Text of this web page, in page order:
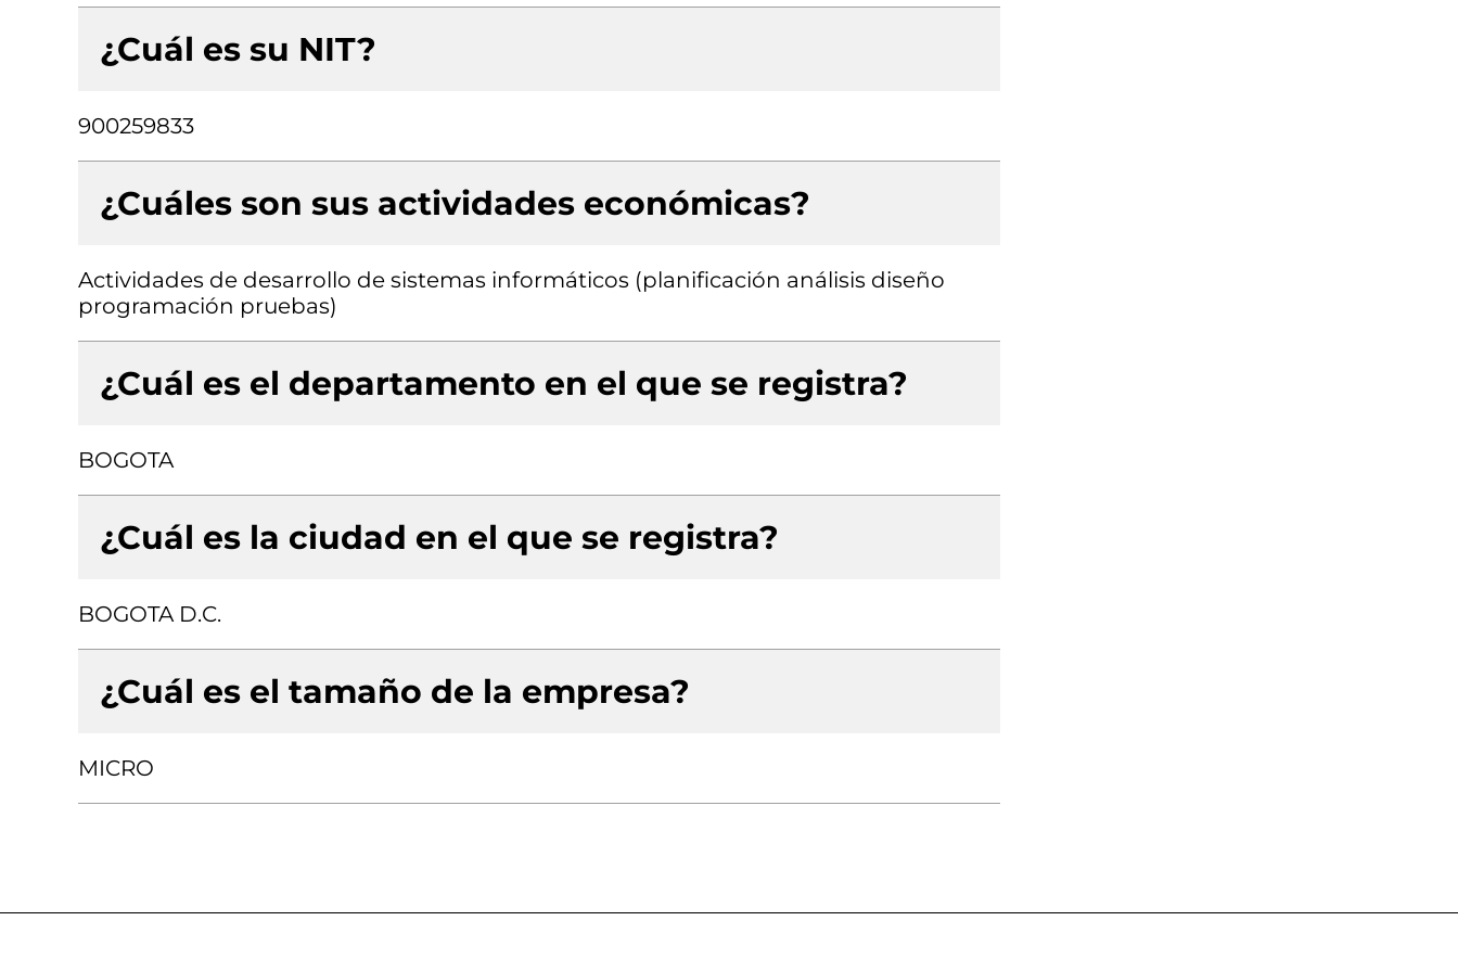
¿Cuál es su NIT?
900259833
¿Cuáles son sus actividades económicas?
Actividades de desarrollo de sistemas informáticos (planificación análisis diseño
programación pruebas)
¿Cuál es el departamento en el que se registra?
BOGOTA
¿Cuál es la ciudad en el que se registra?
BOGOTA D.C.
¿Cuál es el tamaño de la empresa?
MICRO